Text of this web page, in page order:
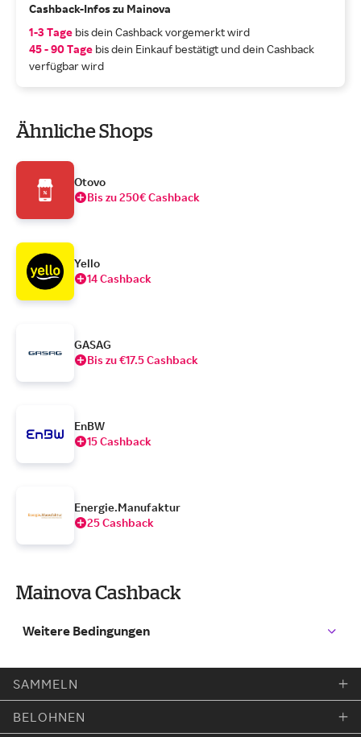
Cashback-Infos zu Mainova
1-3 Tage bis dein Cashback vorgemerkt wird
45 - 90 Tage bis dein Einkauf bestätigt und dein Cashback
verfügbar wird
Ähnliche Shops
Otovo
Bis zu 250€ Cashback
Yello
14 Cashback
GASAG
Bis zu €17.5 Cashback
EnBW
15 Cashback
Energie.Manufaktur
25 Cashback
Mainova Cashback
Weitere Bedingungen
SAMMELN
BELOHNEN